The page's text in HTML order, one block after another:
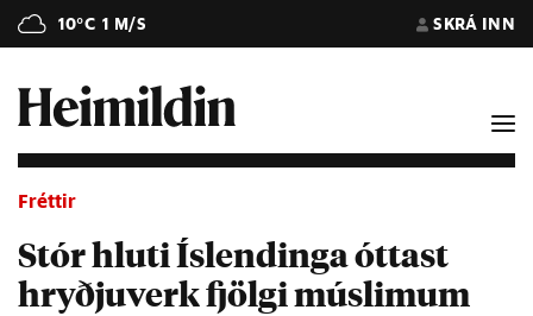
10°C 1 M/S SKRÁ INN
Fréttir
Stór hluti Íslendinga óttast
hryðjuverk fjölgi múslimum